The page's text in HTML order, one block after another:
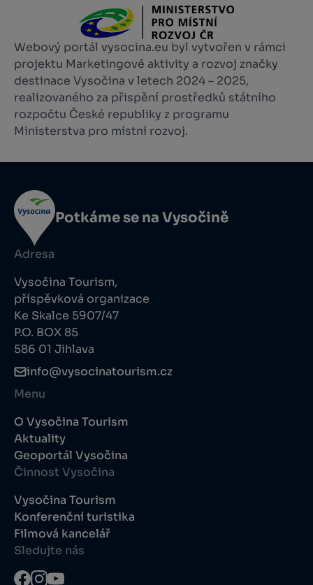
Webový portál vysocina.eu byl vytvořen v rámci
projektu Marketingové aktivity a rozvoj značky
destinace Vysočina v letech 2024 – 2025,
realizovaného za přispění prostředků státního
rozpočtu České republiky z programu
Ministerstva pro místní rozvoj.
Potkáme se na Vysočině
Adresa
Vysočina Tourism,
příspěvková organizace
Ke Skalce 5907/47
P.O. BOX 85
586 01 Jihlava
info@vysocinatourism.cz
Menu
O Vysočina Tourism
Aktuality
Geoportál Vysočina
Činnost Vysočina
Vysočina Tourism
Konferenční turistika
Filmová kancelář
Sledujte nás